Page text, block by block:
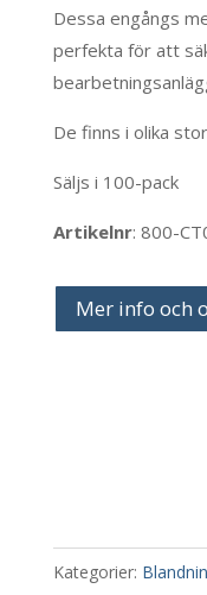
Dessa engångs
perfekta för att
De finns i olika
Säljs i 100-pack
Artikelnr: 800-
Mer info och
Kategorier: